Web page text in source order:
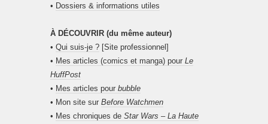
• Dossiers & informations utiles
À DÉCOUVRIR (du même auteur)
• Qui suis-je ? [Site professionnel]
• Mes articles (comics et manga) pour Le
HuffPost
• Mes articles pour bubble
• Mon site sur Before Watchmen
• Mes chroniques de Star Wars – La Haute